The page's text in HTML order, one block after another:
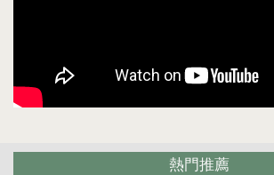
熱門推薦